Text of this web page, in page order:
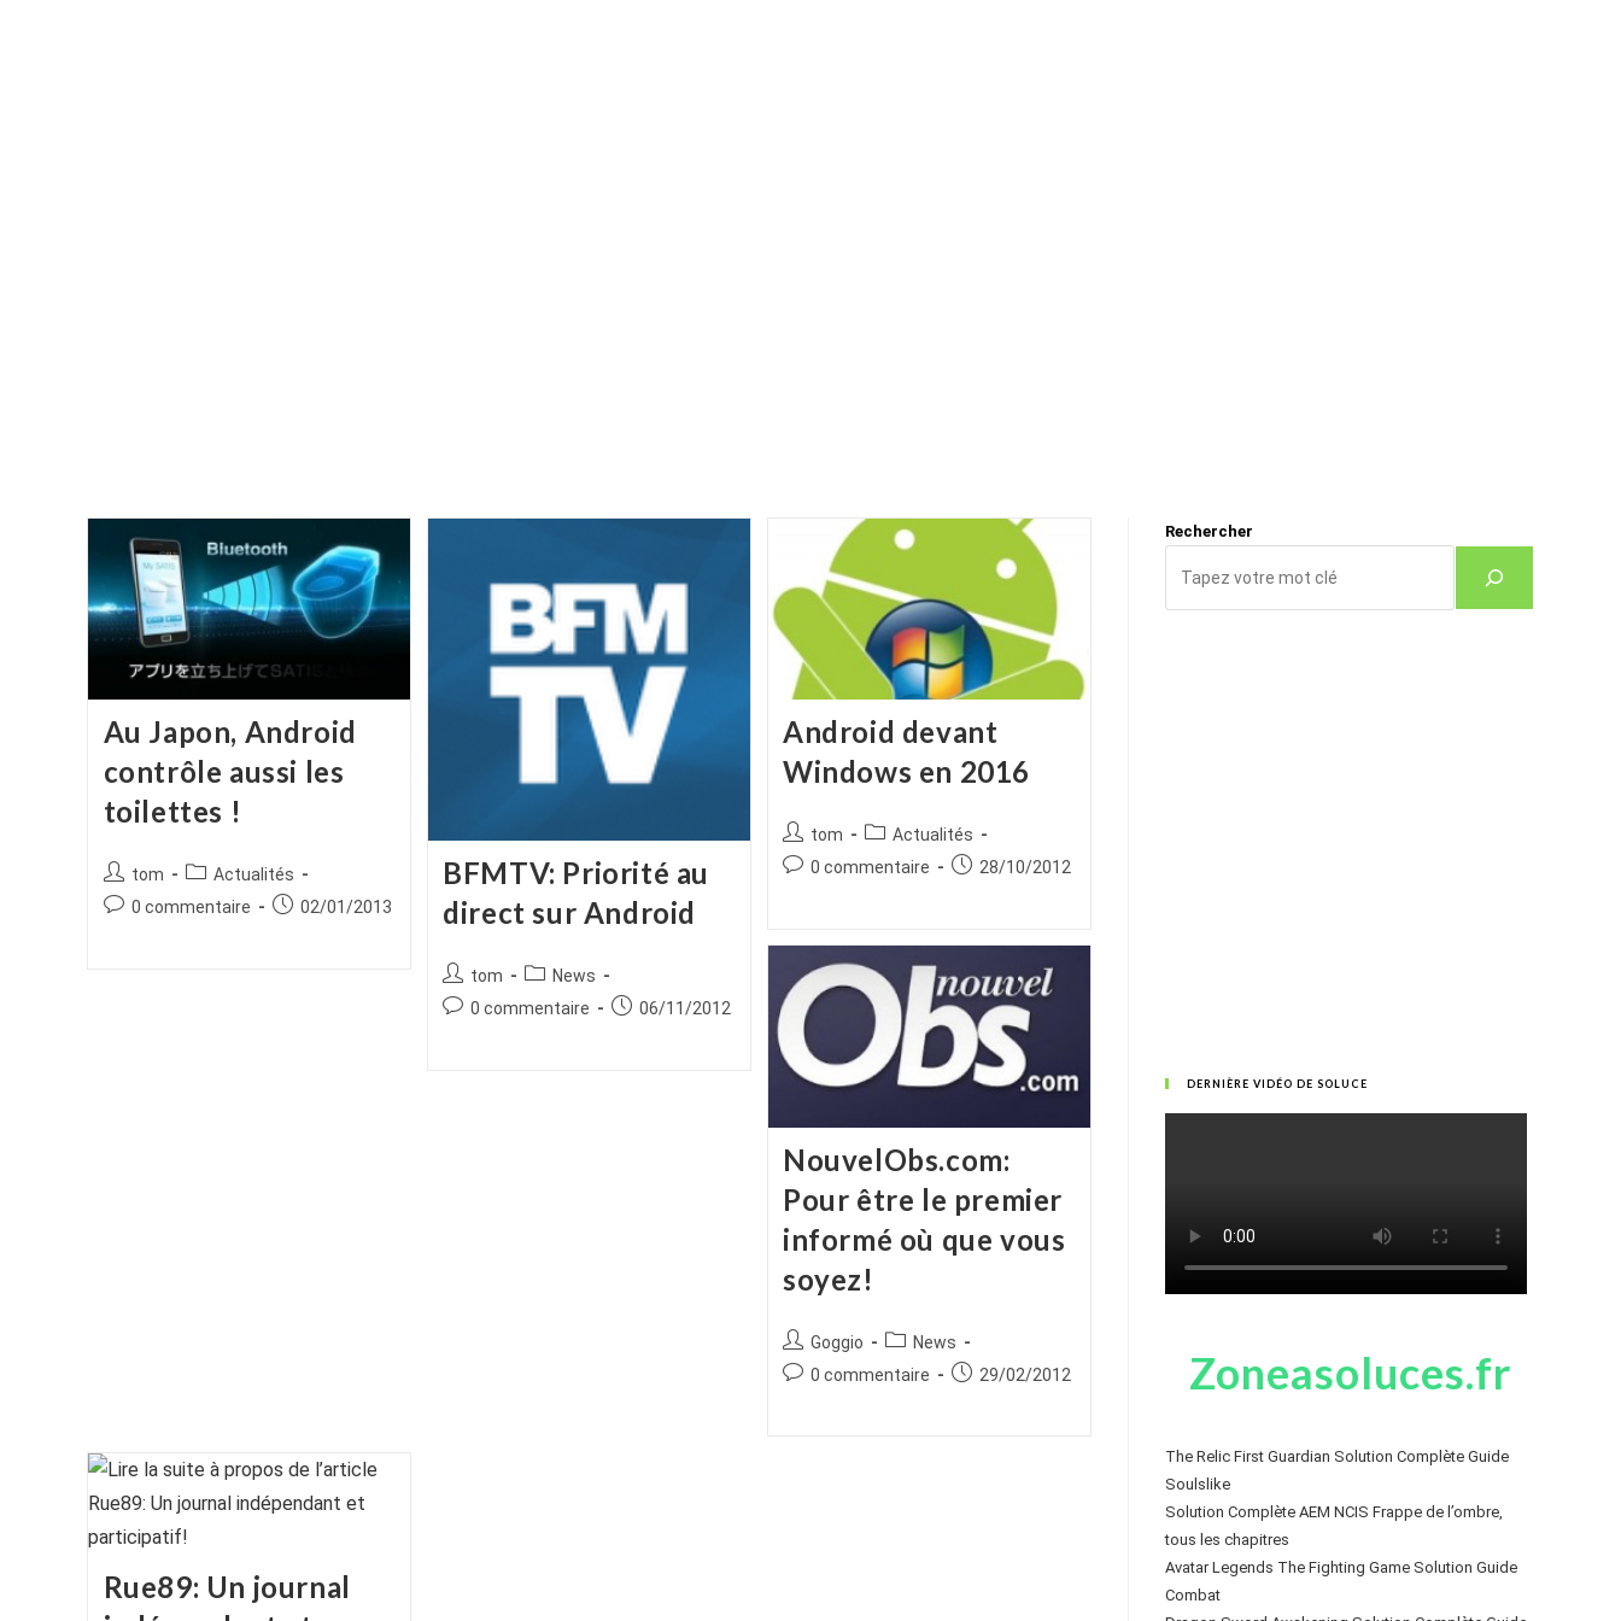
Au Japon, Android
contrôle aussi les
toilettes !
Auteur/autrice
de
tom
Post
category:
Actualités
Commentaires
0 commentaire
Publication
02/01/2013
BFMTV: Priorité au
direct sur Android
Auteur/autrice
de
tom
Post
category:
News
Commentaires
0 commentaire
Publication
06/11/2012
Android devant
Windows en 2016
Auteur/autrice
de
tom
Post
category:
Actualités
Commentaires
publication :
0 commentaire
Publication
28/10/2012
NouvelObs.com:
Pour être le premier
informé où que vous
soyez!
Auteur/autrice
de
Goggio
Post
category:
News
Commentaires
0 commentaire
Publication
29/02/2012
Rue89: Un journal
Rechercher
DERNIÈRE VIDÉO DE SOLUCE
Zoneasoluces.fr
The Relic First Guardian Solution Complète Guide
Soulslike
Solution Complète AEM NCIS Frappe de l’ombre,
tous les chapitres
Avatar Legends The Fighting Game Solution Guide
Combat